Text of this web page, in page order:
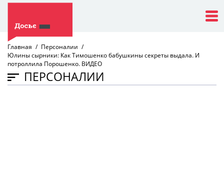
Главная
Персоналии
Юлины сырники: Как Тимошенко бабушкины секреты выдала. И
потроллила Порошенко. ВИДЕО
ПЕРСОНАЛИИ